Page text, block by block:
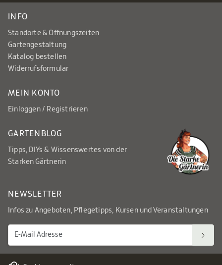
INFO
Standorte & Öffnungszeiten
Gartengestaltung
Katalog bestellen
Widerrufsformular
MEIN KONTO
Einloggen / Registrieren
GARTENBLOG
Tipps, DIYs & Wissenswertes von der
Starken Gärtnerin
NEWSLETTER
Infos zu Angeboten, Pflegetipps, Kursen und Veranstaltungen